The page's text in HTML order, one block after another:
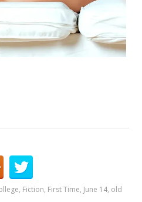
, Fiction, First Time, June 14, old